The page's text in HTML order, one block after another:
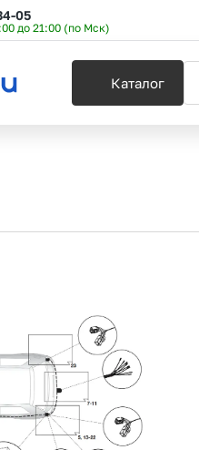
05
до 21:00 (по Мск)
Каталог